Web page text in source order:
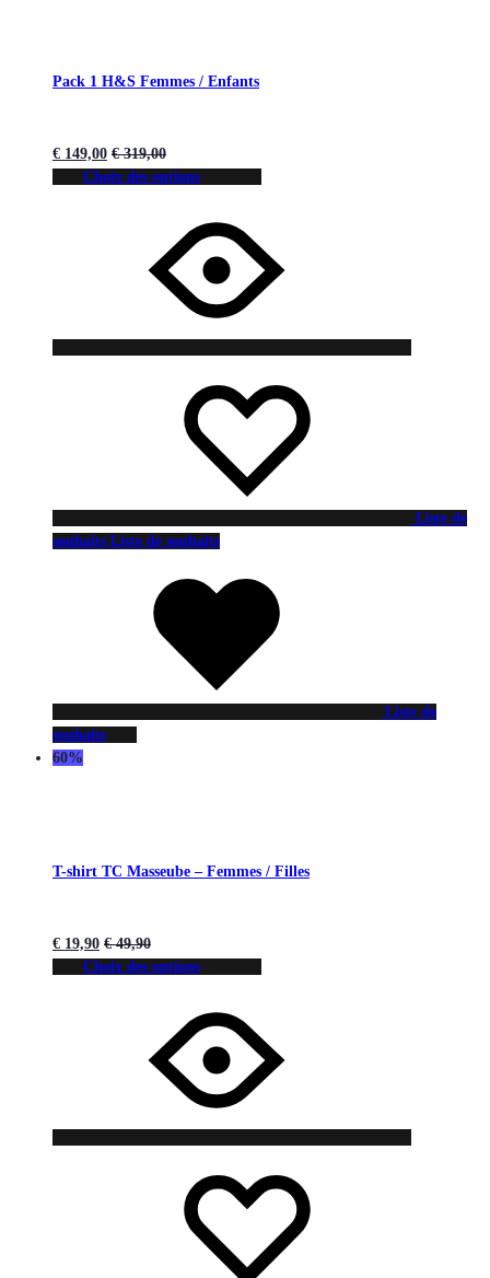
Pack 1 H&S Femmes / Enfants
€ 149,00 €319,00
Choix des options
Liste de
souhaits Liste de souhaits
Liste de
souhaits
60%
T-shirt TC Masseube – Femmes / Filles
€ 19,90 €49,90
Choix des options